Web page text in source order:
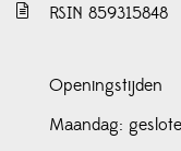
RSIN 859315848
Openingstijden
Maandag: